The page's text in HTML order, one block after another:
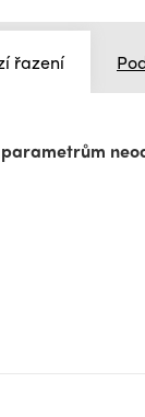
řazení